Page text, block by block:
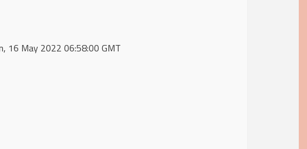
16 May 2022 06:58:00 GMT